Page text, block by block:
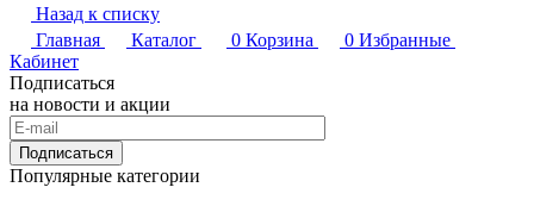
Назад к списку
Главная
Каталог 0 Корзина 0 Избранные
Кабинет
Подписаться
на новости и акции
Подписаться
Популярные категории